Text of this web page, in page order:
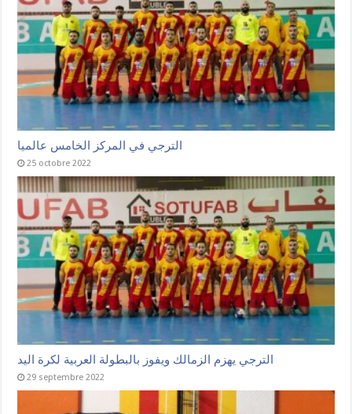
الترجي في المركز الخامس عالميا
25 octobre 2022
الترجي يهزم الزمالك ويفوز بالبطولة العربية لكرة اليد
29 septembre 2022